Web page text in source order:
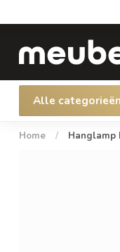
Alle categorieën
Home / Hanglamp